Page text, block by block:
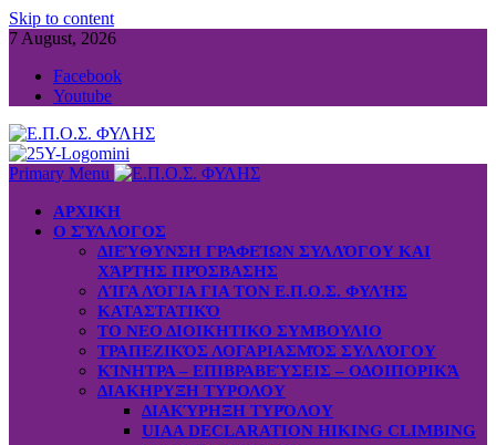
Skip to content
7 August, 2026
Facebook
Youtube
Primary Menu
ΑΡΧΙΚΗ
Ο ΣΎΛΛΟΓΟΣ
ΔΙΕΎΘΥΝΣΗ ΓΡΑΦΕΊΩΝ ΣΥΛΛΌΓΟΥ ΚΑΙ
ΧΆΡΤΗΣ ΠΡΌΣΒΑΣΗΣ
ΛΊΓΑ ΛΌΓΙΑ ΓΙΑ ΤΟΝ Ε.Π.Ο.Σ. ΦΥΛΉΣ
ΚΑΤΑΣΤΑΤΙΚΌ
ΤΟ ΝΕΟ ΔΙΟΙΚΗΤΙΚΟ ΣΥΜΒΟΥΛΙΟ
ΤΡΑΠΕΖΙΚΌΣ ΛΟΓΑΡΙΑΣΜΌΣ ΣΥΛΛΌΓΟΥ
ΚΊΝΗΤΡΑ – ΕΠΙΒΡΑΒΕΎΣΕΙΣ – ΟΔΟΙΠΟΡΙΚΆ
ΔΙΑΚΗΡΥΞΗ ΤΥΡΟΛΟΥ
ΔΙΑΚΎΡΗΞΗ ΤΥΡΌΛΟΥ
UIAA DECLARATION HIKING CLIMBING